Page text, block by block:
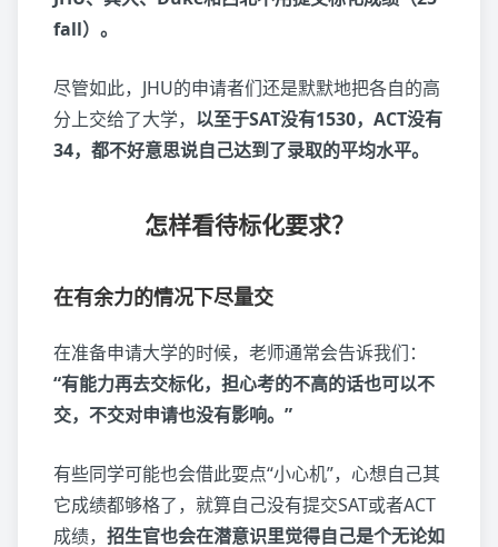
fall）。
尽管如此，JHU的申请者们还是默默地把各自的高
分上交给了大学， 以至于SAT没有1530，ACT没有
34，都不好意思说自己达到了录取的平均水平。
怎样看待标化要求？
在有余力的情况下尽量交
在准备申请大学的时候，老师通常会告诉我们：
“有能力再去交标化，担心考的不高的话也可以不
交，不交对申请也没有影响。”
有些同学可能也会借此耍点“小心机”，心想自己其
它成绩都够格了，就算自己没有提交SAT或者ACT
成绩， 招生官也会在潜意识里觉得自己是个无论如